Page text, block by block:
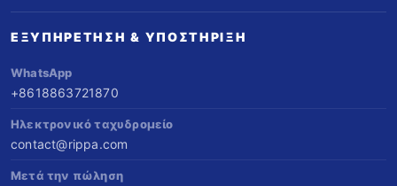
συγκρίνεται με αυτή των Kubota & Yanmar.
δημιουργήστε μακροπρόθεσμη αξία.
ΕΞΥΠΗΡΈΤΗΣΗ & ΥΠΟΣΤΉΡΙΞΗ
WhatsApp
+8618863721870
Ηλεκτρονικό ταχυδρομείο
contact@rippa.com
Μετά την πώληση